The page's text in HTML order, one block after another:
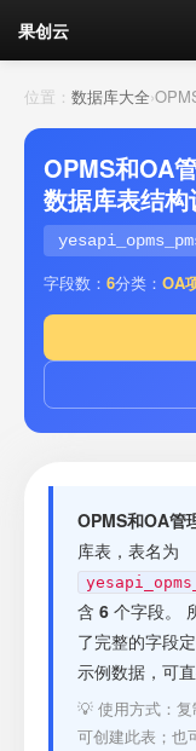
果创云
数据表单
API接口
云存储
流量 剩余接口流量
套餐
接口测试
位置： 数据库大全›
OPMS和OA
数据库表结构
字段数： 6分类： OA
OPMS和OA管
库表，表名为
含 6 个字段。
了完整的字段
示例数据，可
💡 使用方式：
可创建此表；也